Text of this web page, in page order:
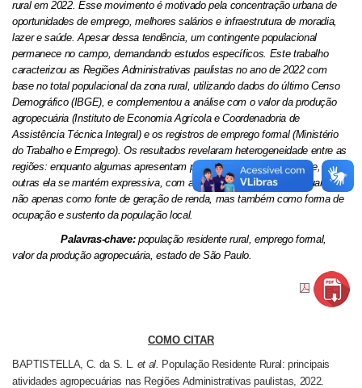
rural em 2022. Esse movimento é motivado pela concentração urbana de
oportunidades de emprego, melhores salários e infraestrutura de moradia,
lazer e saúde. Apesar dessa tendência, um contingente populacional
permanece no campo, demandando estudos específicos. Este trabalho
caracterizou as Regiões Administrativas paulistas no ano de 2022 com
base no total populacional da zona rural, utilizando dados do último Censo
Demográfico (IBGE), e complementou a análise com o valor da produção
agropecuária (Instituto de Economia Agrícola e Coordenadoria de
Assistência Técnica Integral) e os registros de emprego formal (Ministério
do Trabalho e Emprego). Os resultados revelaram heterogeneidade entre as
regiões: enquanto algumas apresentam população rural insignificante, em
outras ela se mantém expressiva, com atividades agropecuárias atuando
não apenas como fonte de geração de renda, mas também como forma de
ocupação e sustento da população local.
Palavras-chave:população residente rural, emprego formal,
valor da produção agropecuária, estado de São Paulo.
COMO CITAR
BAPTISTELLA, C. da S. L. et al. População Residente Rural: principais
atividades agropecuárias nas Regiões Administrativas paulistas, 2022.